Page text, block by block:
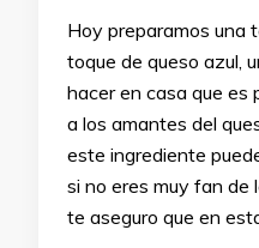
Hoy preparamos una
toque de queso azul,
hacer en casa que
a los amantes del
este ingrediente
si no eres muy fan de
te aseguro que en